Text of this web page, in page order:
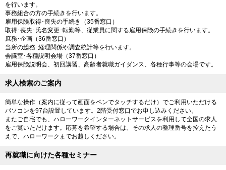
を行います。
事務組合の方の手続きを行います。
雇用保険取得･喪失の手続き（35番窓口）
取得･喪失･氏名変更･転勤等、従業員に関する雇用保険の手続きを行います。
庶務･企画（36番窓口）
当所の総務･経理関係や調査統計等を行います。
会議室･各種説明会場（37番窓口）
雇用保険説明会、初回講習、高齢者就職ガイダンス、各種行事等の会場です。
求人検索のご案内
簡単な操作（案内に従って画面をペンでタッチするだけ）でご利用いただける
パソコンを97台設置しています。2階受付窓口でお申し込みください。
またご自宅でも、ハローワークインターネットサービスを利用して全国の求人
をご覧いただけます。応募を希望する場合は、その求人の整理番号を控えたう
えで、ハローワークまでお越しください。
再就職に向けた各種セミナー